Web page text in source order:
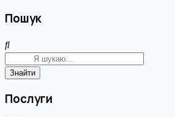
Пошук
Знайти
Послуги